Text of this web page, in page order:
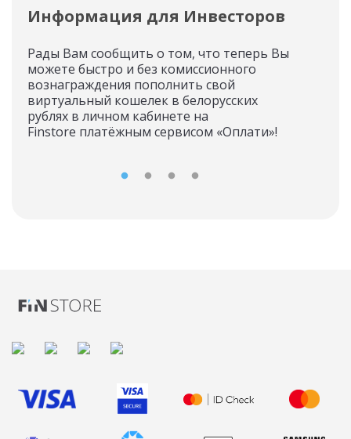
Информация для Инвесторов
Рады Вам сообщить о том, что теперь Вы
можете быстро и без комиссионного
вознаграждения пополнить свой
виртуальный кошелек в белорусских
рублях в личном кабинете на
Finstore платёжным сервисом «Оплати»!